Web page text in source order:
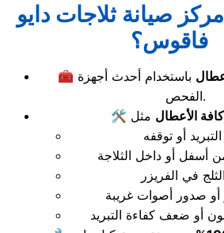
مركز صيانة ثلاجات دايو
فاقوس؟
🧰 باستخدام أحدث أجهزة
الفحص.
🛠️
الأعطال